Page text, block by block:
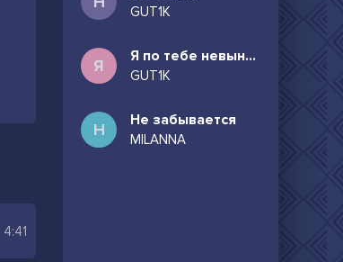
4:41
GUT1K
Я Я по тебе невыносимо скучаю
GUT1K
Н Не забывается
MILANNA